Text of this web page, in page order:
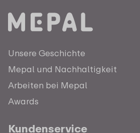
Unsere Geschichte
Mepal und Nachhaltigkeit
Arbeiten bei Mepal
Awards
Kundenservice